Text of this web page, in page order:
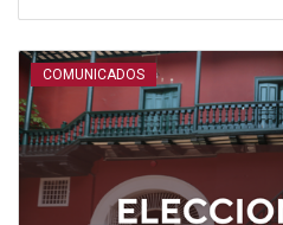
COMUNICADOS